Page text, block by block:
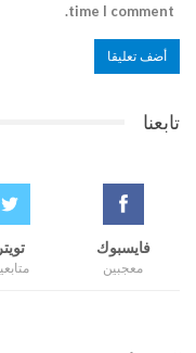
time I comment.
تابعنا
فايسبوك
معجبين
تويتر